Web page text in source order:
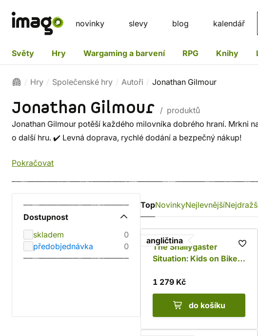
novinky slevy blog kalendář
Světy Hry Wargaming a barvení RPG Knihy
Hry Společenské hry Autoři Jonathan Gilmour
Jonathan Gilmour / produktů
Jonathan Gilmour potěší každého milovníka dobrého hraní. Mrkni
o další hru. ✔️ Levná doprava, rychlé dodání a bezpečný nákup!
Pokračovat
Dostupnost
skladem
0
předobjednávka
0
TopNovinkyNejlevnější
angličtina
The Snallygaster
Situation: Kids on Bikes
1 279 Kč
do košíku